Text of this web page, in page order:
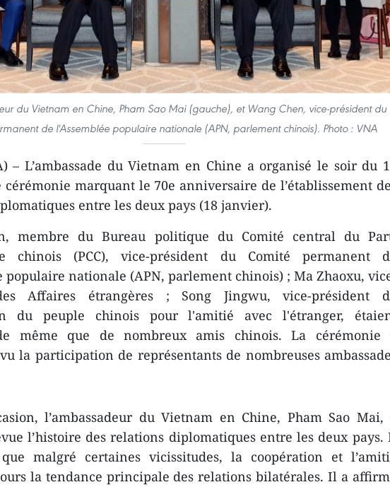
du Vietnam en Chine, Pham Sao Mai (gauche), et Wang Chen, vice-président du
de l'Assemblée populaire nationale (APN, parlement chinois). Photo : VNA
– L’ambassade du Vietnam en Chine a organisé le soir du
marquant le 70e anniversaire de l’établissement
entre les deux pays (18 janvier).
membre du Bureau politique du Comité central du
chinois (PCC), vice-président du Comité permanent
populaire nationale (APN, parlement chinois) ; Ma Zhaoxu,
Affaires étrangères ; Song Jingwu, vice-président
du peuple chinois pour l'amitié avec l'étranger,
même que de nombreux amis chinois. La cérémonie
la participation de représentants de nombreuses
l’ambassadeur du Vietnam en Chine, Pham Sao Mai,
l’histoire des relations diplomatiques entre les deux pays.
malgré certaines vicissitudes, la coopération et
la tendance principale des relations bilatérales. Il a